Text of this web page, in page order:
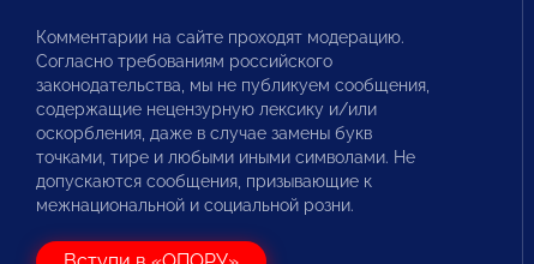
Комментарии на сайте проходят модерацию.
Согласно требованиям российского
законодательства, мы не публикуем сообщения,
содержащие нецензурную лексику и/или
оскорбления, даже в случае замены букв
точками, тире и любыми иными символами. Не
допускаются сообщения, призывающие к
межнациональной и социальной розни.